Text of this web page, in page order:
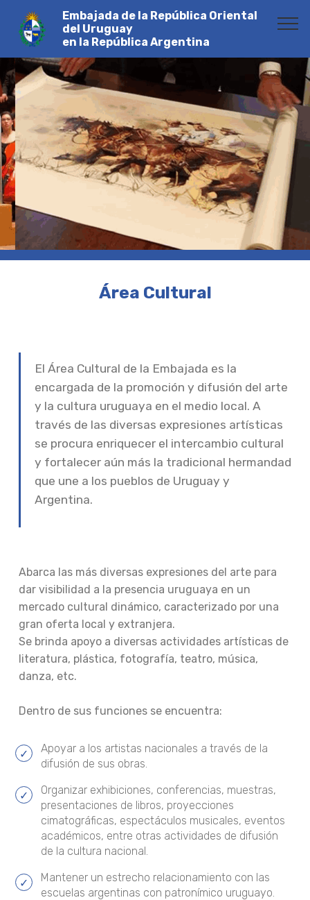
Embajada de la República Oriental
del Uruguay
en la República Argentina
Área Cultural
El Área Cultural de la Embajada es la
encargada de la promoción y difusión del arte
y la cultura uruguaya en el medio local. A
través de las diversas expresiones artísticas
se procura enriquecer el intercambio cultural
y fortalecer aún más la tradicional hermandad
que une a los pueblos de Uruguay y
Argentina.
Abarca las más diversas expresiones del arte para
dar visibilidad a la presencia uruguaya en un
mercado cultural dinámico, caracterizado por una
gran oferta local y extranjera.
Se brinda apoyo a diversas actividades artísticas de
literatura, plástica, fotografía, teatro, música,
danza, etc.
Dentro de sus funciones se encuentra:
Apoyar a los artistas nacionales a través de la
difusión de sus obras.
Organizar exhibiciones, conferencias, muestras,
presentaciones de libros, proyecciones
cimatográficas, espectáculos musicales, eventos
académicos, entre otras actividades de difusión
de la cultura nacional.
Mantener un estrecho relacionamiento con las
escuelas argentinas con patronímico uruguayo.